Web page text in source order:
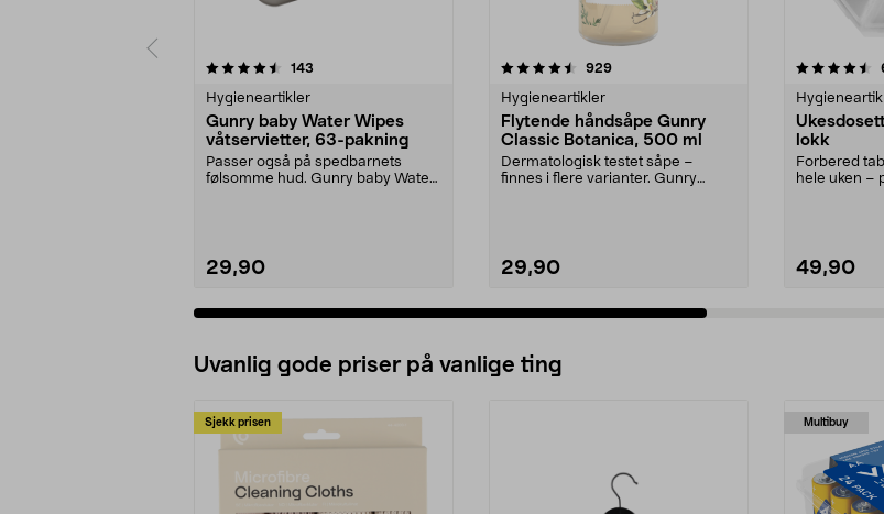
143
Hygieneartikler
Gunry baby Water Wipes
våtservietter, 63-pakning
Passer også på spedbarnets
følsomme hud. Gunry baby Water
29,90
4.5 av 5 stjerner 929anmeldelser
Hygieneartikler
Flytende håndsåpe Gunry
Classic Botanica, 500 ml
Dermatologisk testet såpe –
finnes i flere varianter. Gunry
29,90
4.5 av 5 stjerner
lokk
Forbered
hele uken –
49,90
Uvanlig gode priser på vanlige ting
Sjekk prisen Multibuy